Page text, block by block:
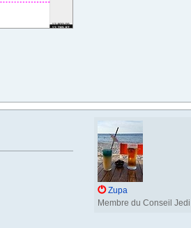
Zupa
Membre du Conseil Jedi